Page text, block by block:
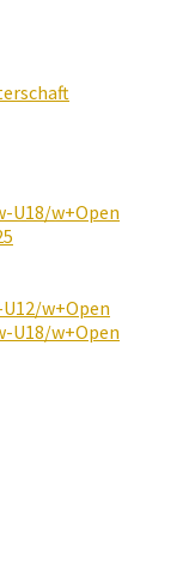
U18/w+Open
w+Open
U18/w+Open